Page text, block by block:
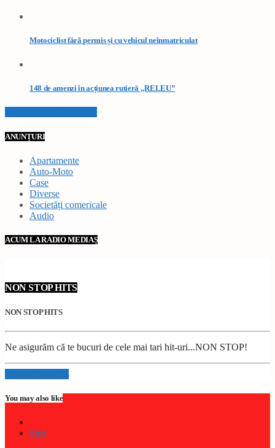
Motociclist fără permis și cu vehicul neînmatriculat
148 de amenzi în acțiunea rutieră „RELEU”
ANUNȚURI
Apartamente
Auto-Moto
Case
Diverse
Societăți comericale
Audio
ACUM LA RADIO MEDIAȘ
NON STOP HITS
NON STOP HITS
Ne asigurăm că te bucuri de cele mai tari hit-uri...NON STOP!
Info and episodes
You may also like
Stiri